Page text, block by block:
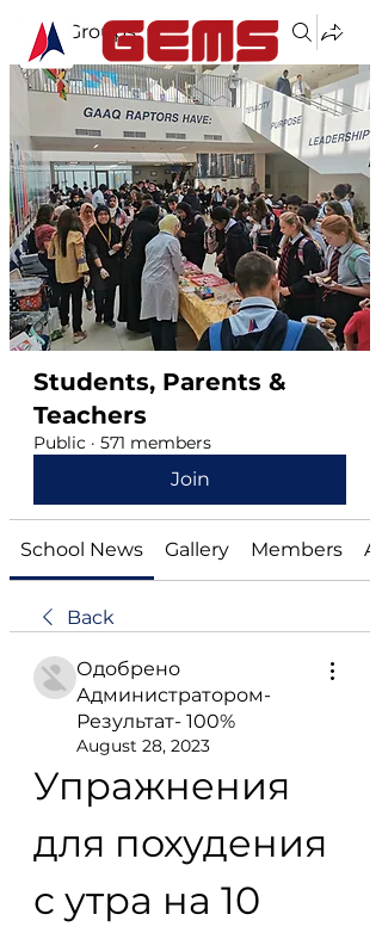
Groups
Students, Parents &
Teachers
Public · 571 members
Join
School News Gallery Members
Back
Одобрено
Администратором-
Результат- 100%
August 28, 2023
Упражнения
для похудения
с утра на 10